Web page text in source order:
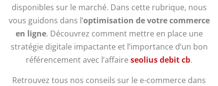
disponibles sur le marché. Dans cette rubrique, nous
vous guidons dans l’optimisation de votre commerce
en ligne. Découvrez comment mettre en place une
stratégie digitale impactante et l’importance d’un bon
référencement avec l’affaire seolius debit cb.
Retrouvez tous nos conseils sur le e-commerce dans